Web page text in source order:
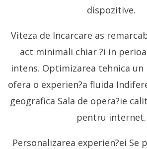
dispozitive.
Viteza de Incarcare as
act minimali chiar ?i in
intens. Optimizarea tehnica
ofera o experien?a fluida
geografica Sala de opera?ie
pentru internet.
Personalizarea experien?ei Se